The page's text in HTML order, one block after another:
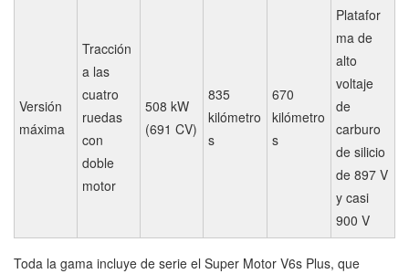
Versión
máxima
Tracción
a las
cuatro
ruedas
con
doble
motor
508 kW
(691 CV)
835
kilómetro
s
670
kilómetro
s
Platafor
ma de
alto
voltaje
de
carburo
de silicio
de 897 V
y casi
900 V
Toda la gama incluye de serie el Super Motor V6s Plus, que